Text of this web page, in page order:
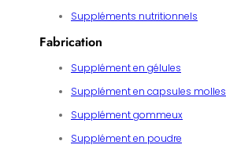
Suppléments nutritionnels
Fabrication
Supplément en gélules
Supplément en capsules molles
Supplément gommeux
Supplément en poudre